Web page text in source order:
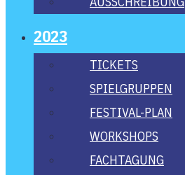
2023
TICKETS
SPIEL­GRUP­PEN
FES­­TI­­VAL-PLAN
WORK­SHOPS
FACH­TA­GUNG